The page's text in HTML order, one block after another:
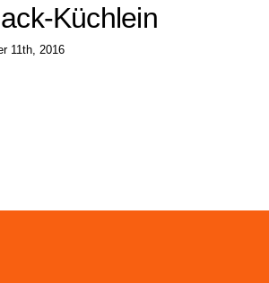
Küchlein
11th, 2016